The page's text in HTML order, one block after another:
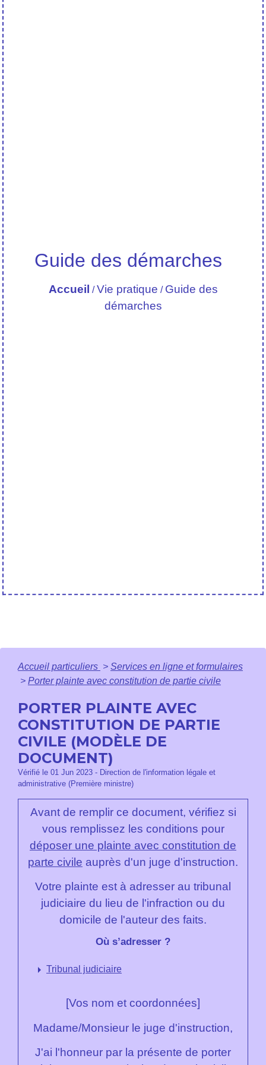
Guide des démarches
Accueil /Vie pratique / Guide des
démarches
Accueil particuliers > Services en ligne et formulaires
> Porter plainte avec constitution de partie civile
PORTER PLAINTE AVEC
CONSTITUTION DE PARTIE
CIVILE (MODÈLE DE
DOCUMENT)
Vérifié le 01 Jun 2023 - Direction de l'information légale et
administrative (Première ministre)
Avant de remplir ce document, vérifiez si
vous remplissez les conditions pour
déposer une plainte avec constitution de
parte civile auprès d'un juge d'instruction.
Votre plainte est à adresser au tribunal
judiciaire du lieu de l'infraction ou du
domicile de l'auteur des faits.
Où s’adresser ?
arrow_right Tribunal judiciaire
[Vos nom et coordonnées]
Madame/Monsieur le juge d'instruction,
J'ai l'honneur par la présente de porter